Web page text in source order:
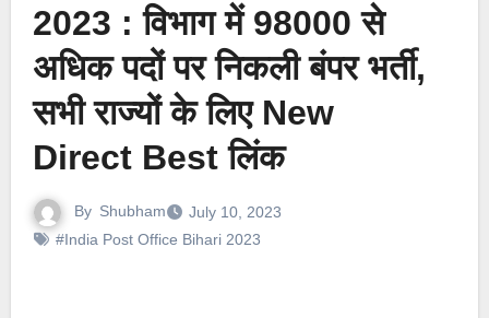
2023 : विभाग में 98000 से
अधिक पदों पर निकली बंपर भर्ती,
सभी राज्यों के लिए New
Direct Best लिंक
By Shubham
July 10, 2023
#India Post Office Bihari 2023